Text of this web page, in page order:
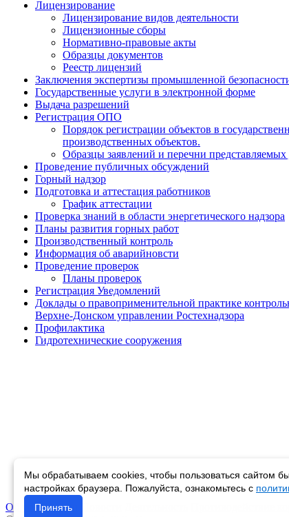
Лицензирование
Лицензирование видов деятельности
Лицензионные сборы
Нормативно-правовые акты
Образцы документов
Реестр лицензий
Заключения экспертизы промышленной
Государственные услуги в электронной форме
Выдача разрешений
Регистрация ОПО
Порядок регистрации объектов в
производственных объектов.
Образцы заявлений и перечни представляемых
Проведение публичных обсуждений
Горный надзор
Подготовка и аттестация работников
График аттестации
Проверка знаний в области энергетического надзора
Планы развития горных работ
Производственный контроль
Информация об аварийновсти
Проведение проверок
Планы проверок
Регистрация Уведомлений
Доклады о правоприменительной практике
Верхне-Донском управлении Ростехнадзора
Профилактика
Гидротехнические сооружения
Об управлении
Мы обрабатываем cookies, чтобы пользоваться сайтом
настройках браузера. Пожалуйста, ознакомьтесь с
Принять